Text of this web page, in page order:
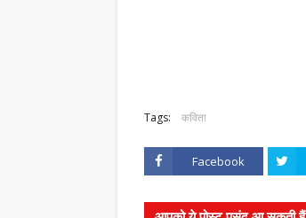
Tags: कविता
Facebook